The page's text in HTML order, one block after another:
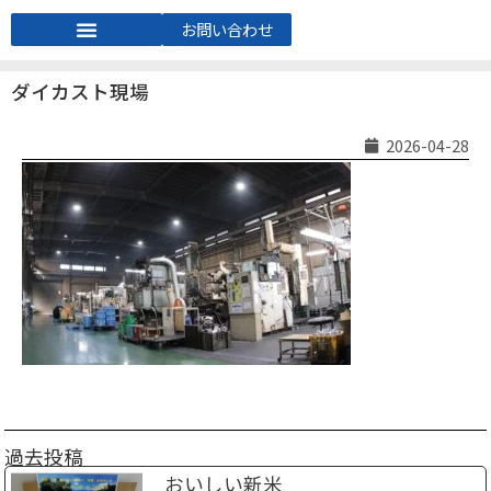
お問い合わせ
ダイカスト現場
2026-04-28
過去投稿
おいしい新米